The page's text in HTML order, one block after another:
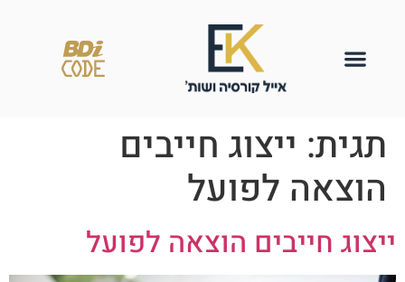
תגית: ייצוג חייבים
הוצאה לפועל
ייצוג חייבים הוצאה לפועל